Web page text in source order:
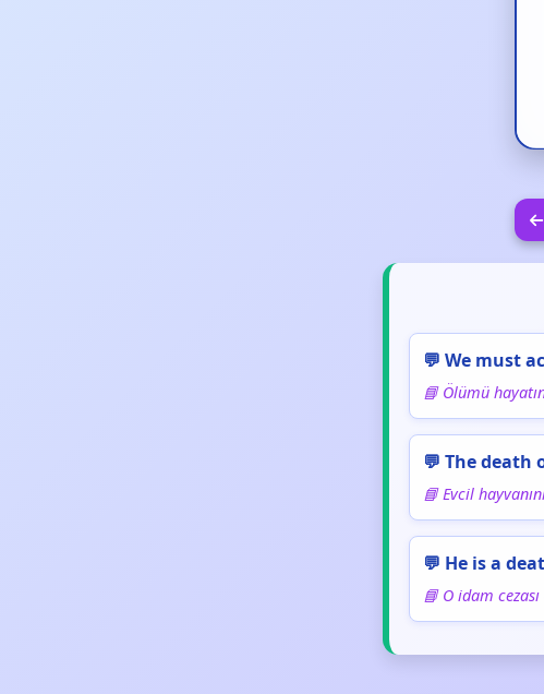
💬 We must
📘 Ölümü
💬 The death
📘 Evcil
💬 He is a
📘 O idam